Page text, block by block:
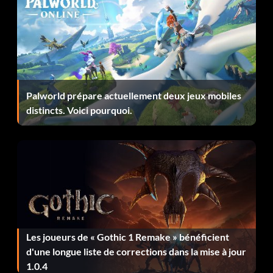
Carlina - /cheat add carlina
Sombre - /cheat add dark
Marcheur noir - /chaet add dark walker
Damanhur - /cheat add damanhur
Yontash - /cheat ajouter Yontash
Chercheur de cœur en verre - /cheat add glass heart
seeker
Silena - /cheat add silena
Chercheur de cœur de feu - /cheat add chercheur de
Palworld prépare actuellement deux jeux mobiles
distincts. Voici pourquoi.
Les joueurs de « Gothic 1 Remake » bénéficient
d'une longue liste de corrections dans la mise à jour
1.0.4